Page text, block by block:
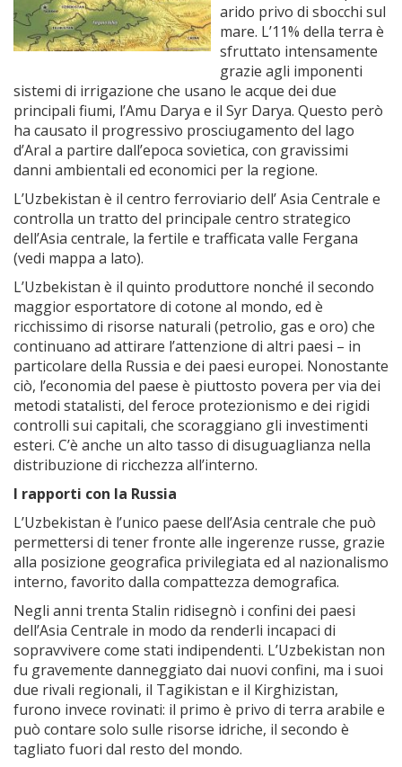
arido privo di sbocchi sul
mare. L’11% della terra è
sfruttato intensamente
grazie agli imponenti
sistemi di irrigazione che usano le acque dei due
principali fiumi, l’Amu Darya e il Syr Darya. Questo però
ha causato il progressivo prosciugamento del lago
d’Aral a partire dall’epoca sovietica, con gravissimi
danni ambientali ed economici per la regione.
L’Uzbekistan è il centro ferroviario dell’ Asia Centrale e
controlla un tratto del principale centro strategico
dell’Asia centrale, la fertile e trafficata valle Fergana
(vedi mappa a lato).
L’Uzbekistan è il quinto produttore nonché il secondo
maggior esportatore di cotone al mondo, ed è
ricchissimo di risorse naturali (petrolio, gas e oro) che
continuano ad attirare l’attenzione di altri paesi – in
particolare della Russia e dei paesi europei. Nonostante
ciò, l’economia del paese è piuttosto povera per via dei
metodi statalisti, del feroce protezionismo e dei rigidi
controlli sui capitali, che scoraggiano gli investimenti
esteri. C’è anche un alto tasso di disuguaglianza nella
distribuzione di ricchezza all’interno.
I rapporti con la Russia
L’Uzbekistan è l’unico paese dell’Asia centrale che può
permettersi di tener fronte alle ingerenze russe, grazie
alla posizione geografica privilegiata ed al nazionalismo
interno, favorito dalla compattezza demografica.
Negli anni trenta Stalin ridisegnò i confini dei paesi
dell’Asia Centrale in modo da renderli incapaci di
sopravvivere come stati indipendenti. L’Uzbekistan non
fu gravemente danneggiato dai nuovi confini, ma i suoi
due rivali regionali, il Tagikistan e il Kirghizistan,
furono invece rovinati: il primo è privo di terra arabile e
può contare solo sulle risorse idriche, il secondo è
tagliato fuori dal resto del mondo.